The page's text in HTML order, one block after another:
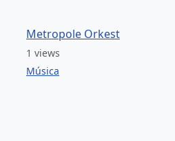
Metropole Orkest
1 views
Música